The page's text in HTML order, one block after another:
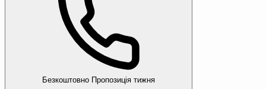
Безкоштовно Пропозиція тижня